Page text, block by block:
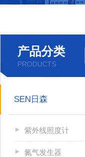
产品分类
PRODUCTS
SEN日森
紫外线照度计
氮气发生器